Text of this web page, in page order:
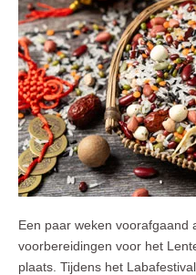
Een paar weken voorafgaand
voorbereidingen voor het
plaats. Tijdens het